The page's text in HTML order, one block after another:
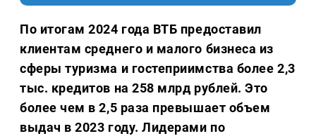
По итогам 2024 года ВТБ предоставил
клиентам среднего и малого бизнеса из
сферы туризма и гостеприимства более 2,3
тыс. кредитов на 258 млрд рублей. Это
более чем в 2,5 раза превышает объем
выдач в 2023 году. Лидерами по